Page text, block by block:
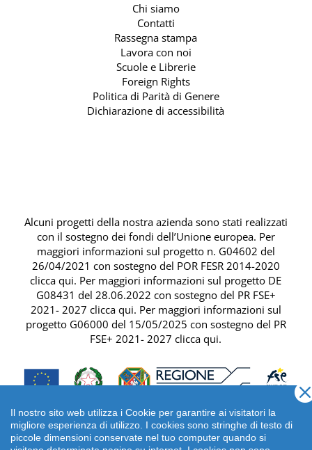
Il nostro sito web utilizza i Cookie per garantire ai visitatori la
migliore esperienza di utilizzo. I cookies sono stringhe di testo di
piccole dimensioni conservate nel tuo computer quando si
Chi siamo
Contatti
Rassegna stampa
Lavora con noi
Scuole e Librerie
Foreign Rights
Politica di Parità di Genere
Dichiarazione di accessibilità
Alcuni progetti della nostra azienda sono stati realizzati
con il sostegno dei fondi dell’Unione europea. Per
maggiori informazioni sul progetto n. G04602 del
26/04/2021 con sostegno del POR FESR 2014-2020
clicca qui. Per maggiori informazioni sul progetto DE
G08431 del 28.06.2022 con sostegno del PR FSE+
2021- 2027 clicca qui. Per maggiori informazioni sul
progetto G06000 del 15/05/2025 con sostegno del PR
FSE+ 2021- 2027 clicca qui.